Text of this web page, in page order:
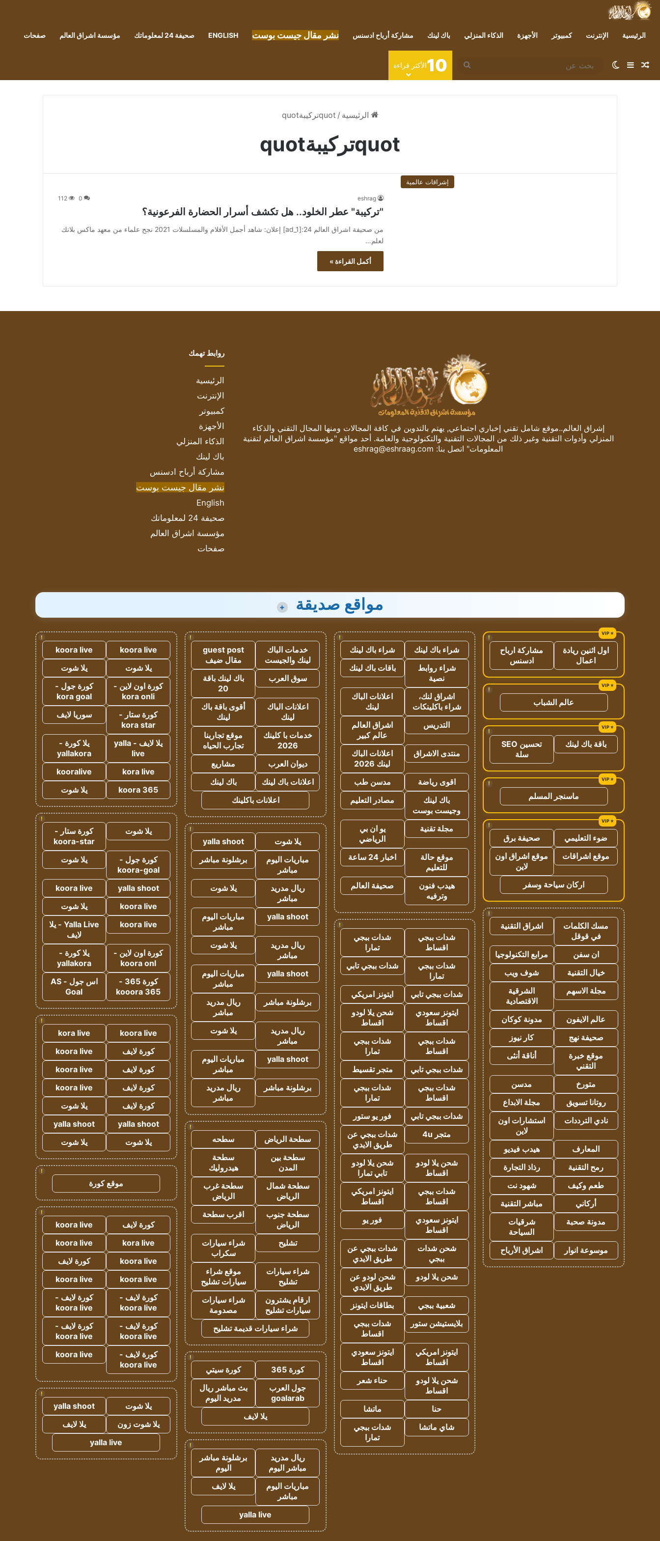
الرئيسية الإنترنت كمبيوتر الأجهزة الذكاء المنزلي باك لينك مشاركة أرباح ادسنس نشر مقال جيست بوست ENGLISH صحيفة 24 لمعلوماتك مؤسسة اشراق العالم صفحات
مقال عشوائي
إضافة عمود جانبي
الوضع المظلم
بحث
عن
10الأكثر قراءة
الرئيسية / quotتركيبةquot
quotتركيبةquot
إشراقات عالمية
eshrag
0
112
"تركيبة" عطر الخلود.. هل تكشف أسرار الحضارة الفرعونية؟
من صحيفة اشراق العالم 24:[ad_1] إعلان: شاهد أجمل الأفلام والمسلسلات 2021 نجح علماء من معهد ماكس بلانك
لعلم…
أكمل القراءة »
إشراق العالم..موقع شامل تقني إخباري اجتماعي, يهتم بالتدوين في كافة المجالات ومنها المجال التقني والذكاء
المنزلي وأدوات التقنية وغير ذلك من المجالات التقنية والتكنولوجية والعامة. أحد مواقع "مؤسسة اشراق العالم لتقنية
المعلومات" اتصل بنا: eshrag@eshraag.com
روابط تهمك
الرئيسية
الإنترنت
كمبيوتر
الأجهزة
الذكاء المنزلي
باك لينك
مشاركة أرباح ادسنس
نشر مقال جيست بوست
English
صحيفة 24 لمعلوماتك
مؤسسة اشراق العالم
صفحات
مواقع صديقة +
!
اول اثنين ريادة
اعمال
مشاركة ارباح
ادسنس
!
عالم الشباب
!
باقة باك لينك
تحسين SEO
سلة
!
ماسنجر المسلم
!
ضوء التعليمي
صحيفة برق
موقع اشراقات
موقع اشراق اون
لاين
اركان سياحة وسفر
!
مسك الكلمات
في قوقل
اشراق التقنية
ان سفن
مرابع التكنولوجيا
خيال التقنية
شوف ويب
مجلة الاسهم
الشرقية
الاقتصادية
عالم الايفون
مدونة كوكان
صحيفة نهج
كار نيوز
موقع خبرة
التقني
أناقة أنثى
متورخ
مدسن
روتانا تسويق
مجلة الابداع
نادي الترددات
استشارات اون
لاين
المعارف
هيدب فيديو
رمح التقنية
رذاذ التجارة
طعم وكيف
شهود نت
أركاني
مباشر التقنية
مدونة صحبة
شرقيات
السياحة
موسوعة انوار
اشراق الأرباح
!
شراء باك لينك
شراء باك لينك
شراء روابط
نصية
باقات باك لينك
اشراق لنك،
شراء باكلينكات
اعلانات الباك
لينك
التدريس
اشراق العالم
عالم كبير
منتدى الاشراق
اعلانات الباك
لينك 2026
اقوى رياضة
مدسن طب
باك لينك
وجيست بوست
مصادر التعليم
مجلة تقنية
يو ان بي
الرياضي
موقع حالة
للتعليم
اخبار 24 ساعة
هيدب فنون
وترفيه
صحيفة العالم
!
شدات ببجي
اقساط
شدات ببجي
تمارا
شدات ببجي
تمارا
شدات ببجي تابي
شدات ببجي تابي
ايتونز امريكي
ايتونز سعودي
اقساط
شحن يلا لودو
اقساط
شدات ببجي
اقساط
شدات ببجي
تمارا
شدات ببجي تابي
متجر تقسيط
شدات ببجي
اقساط
شدات ببجي
تمارا
شدات ببجي تابي
فور يو ستور
متجر 4u
شدات ببجي عن
طريق الايدي
شحن يلا لودو
اقساط
شحن يلا لودو
تابي تمارا
شدات ببجي
اقساط
ايتونز امريكي
اقساط
ايتونز سعودي
اقساط
فور يو
شحن شدات
ببجي
شدات ببجي عن
طريق الايدي
شحن يلا لودو
شحن لودو عن
طريق الايدي
شعبية ببجي
بطاقات ايتونز
بلايستيشن ستور
شدات ببجي
اقساط
ايتونز امريكي
اقساط
ايتونز سعودي
اقساط
شحن يلا لودو
اقساط
حناء شعر
حنا
ماتشا
شاي ماتشا
شدات ببجي
تمارا
!
خدمات الباك
لينك والجيست
guest post
مقال ضيف
سوق العرب
باك لينك باقة
20
اعلانات الباك
لينك
أقوى باقة باك
لينك
خدمات با كلينك
2026
موقع تجاربنا
تجارب الحياه
ديوان العرب
مشاريع
اعلانات باك لينك
باك لينك
اعلانات باكلينك
!
يلا شوت
yalla shoot
مباريات اليوم
مباشر
برشلونة مباشر
ريال مدريد
مباشر
يلا شوت
yalla shoot
مباريات اليوم
مباشر
ريال مدريد
مباشر
يلا شوت
yalla shoot
مباريات اليوم
مباشر
برشلونة مباشر
ريال مدريد
مباشر
ريال مدريد
مباشر
يلا شوت
yalla shoot
مباريات اليوم
مباشر
برشلونة مباشر
ريال مدريد
مباشر
!
سطحة الرياض
سطحه
سطحة بين
المدن
سطحة
هيدروليك
سطحة شمال
الرياض
سطحة غرب
الرياض
سطحة جنوب
الرياض
اقرب سطحة
تشليح
شراء سيارات
سكراب
شراء سيارات
تشليح
موقع شراء
سيارات تشليح
ارقام يشترون
سيارات تشليح
شراء سيارات
مصدومة
شراء سيارات قديمة تشليح
!
كورة 365
كورة سيتي
جول العرب
goalarab
بث مباشر ريال
مدريد اليوم
يلا لايف
!
ريال مدريد
مباشر اليوم
برشلونة مباشر
اليوم
مباريات اليوم
مباشر
يلا لايف
yalla live
!
koora live
koora live
يلا شوت
يلا شوت
كورة اون لاين -
kora onli
كورة جول -
kora goal
كورة ستار -
kora star
سوريا لايف
يلا لايف - yalla
live
يلا كورة -
yallakora
kora live
kooralive
koora 365
يلا شوت
!
يلا شوت
كورة ستار -
koora-star
كورة جول -
koora-goal
يلا شوت
yalla shoot
koora live
koora live
يلا شوت
koora live
Yalla Live - يلا
لايف
كورة اون لاين -
koora onl
يلا كورة -
yallakora
كورة 365 -
kooora 365
اس جول - AS
Goal
!
koora live
kora live
كورة لايف
koora live
كورة لايف
koora live
كورة لايف
koora live
كورة لايف
يلا شوت
yalla shoot
yalla shoot
يلا شوت
يلا شوت
!
موقع كورة
!
كورة لايف
koora live
kora live
koora live
koora live
كورة لايف
koora live
koora live
كورة لايف -
koora live
كورة لايف -
koora live
كورة لايف -
koora live
كورة لايف -
koora live
كورة لايف -
koora live
koora live
!
يلا شوت
yalla shoot
يلا شوت زون
يلا لايف
yalla live